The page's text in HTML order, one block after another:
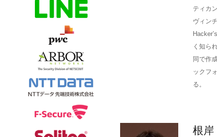
ティカ
ヴィン
く知ら
同で作
ックフ
る。
根